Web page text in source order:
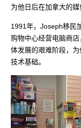
为他日后在加拿大的媒
1991年，Joseph移民
购物中心经营电脑商
体发展的艰难阶段，
技术基础。